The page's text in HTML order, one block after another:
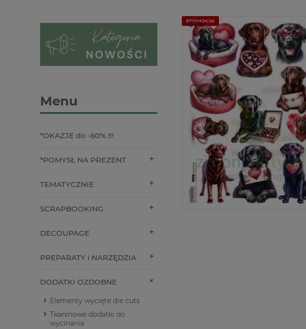
Menu
*OKAZJE do -60% !!!
*POMYSŁ NA PREZENT
TEMATYCZNIE
SCRAPBOOKING
DECOUPAGE
PREPARATY i NARZĘDZIA
DODATKI OZDOBNE
Elementy wycięte die cuts
Tkaninowe dodatki do
wycinania
PROMOCJA
-37%